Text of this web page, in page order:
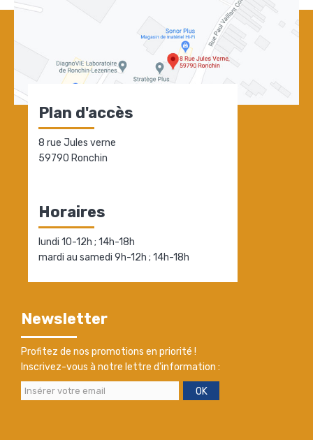
Plan d'accès
8 rue Jules verne
59790 Ronchin
Horaires
lundi 10-12h ; 14h-18h
mardi au samedi 9h-12h ; 14h-18h
Newsletter
Profitez de nos promotions en priorité !
Inscrivez-vous à notre lettre d'information :
OK